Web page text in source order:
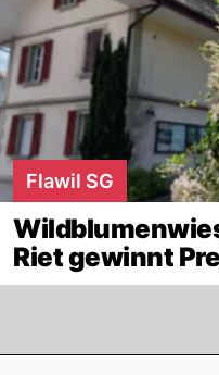
Flawil SG
Riet gewinnt